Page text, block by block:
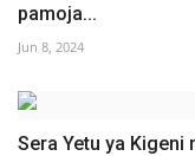
pamoja...
Jun 8, 2024
Sera Yetu ya Kigeni